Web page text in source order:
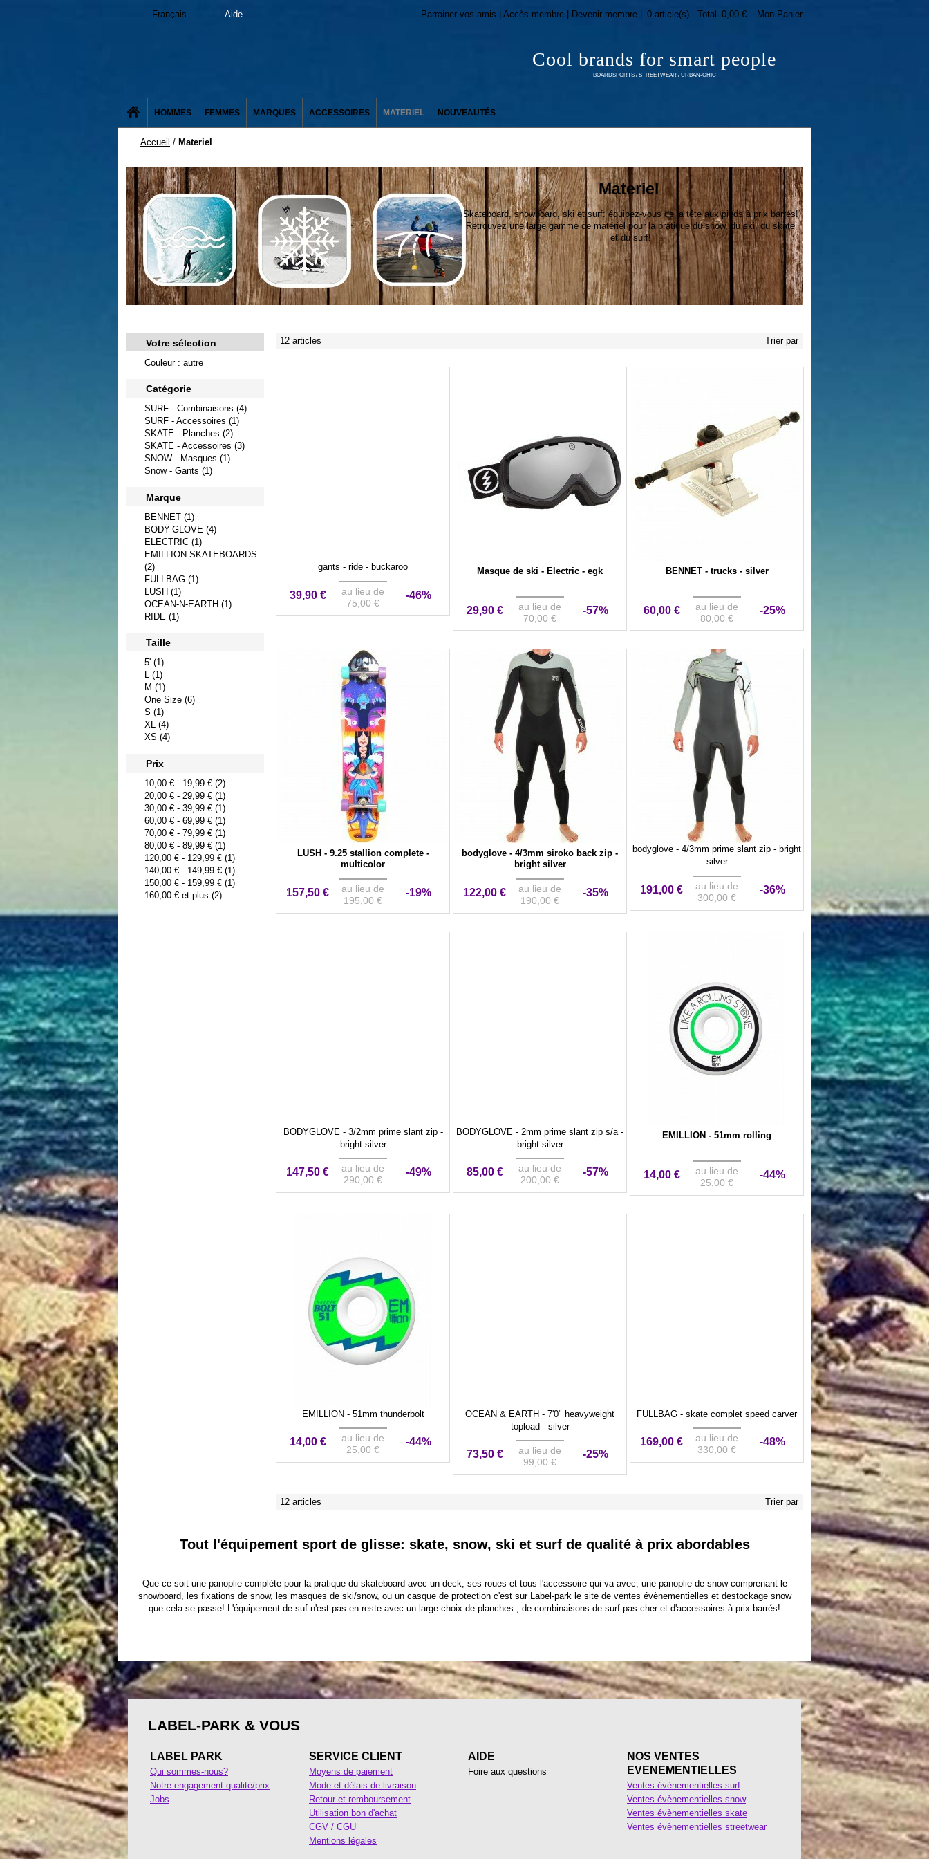
Cool brands for smart people
BOARDSPORTS / STREETWEAR / URBAN-CHIC
Français Aide Parrainer vos amis | Accès membre | Devenir membre | 0 article(s) - Total 0,00 € - Mon Panier
HOMMES FEMMES MARQUES ACCESSOIRES MATERIEL NOUVEAUTÉS
Accueil / Materiel
Materiel
Skateboard, snowboard, ski et surf: équipez-vous de la tête aux pieds à prix barrés!
Retrouvez une large gamme de matériel pour la pratique du snow, du ski, du skate
et du surf!
Votre sélection
Couleur : autre
Catégorie
SURF - Combinaisons (4)
SURF - Accessoires (1)
SKATE - Planches (2)
SKATE - Accessoires (3)
SNOW - Masques (1)
Snow - Gants (1)
Marque
BENNET (1)
BODY-GLOVE (4)
ELECTRIC (1)
EMILLION-SKATEBOARDS
(2)
FULLBAG (1)
LUSH (1)
OCEAN-N-EARTH (1)
RIDE (1)
Taille
5' (1)
L (1)
M (1)
One Size (6)
S (1)
XL (4)
XS (4)
Prix
10,00 € - 19,99 € (2)
20,00 € - 29,99 € (1)
30,00 € -39,99 € (1)
60,00 € -69,99 € (1)
70,00 € -79,99 € (1)
80,00 € -89,99 € (1)
120,00 € - 129,99 € (1)
140,00 € - 149,99 € (1)
150,00 € - 159,99 € (1)
160,00 € et plus (2)
12 articles Trier par
gants - ride - buckaroo
39,90 €
au lieu de
75,00 €
-46%
Masque de ski - Electric - egk
29,90 €
au lieu de
70,00 €
-57%
BENNET - trucks - silver
60,00 €
au lieu de
80,00 €
-25%
LUSH - 9.25 stallion complete -
multicolor
157,50 €
au lieu de
195,00 €
-19%
bodyglove - 4/3mm siroko back zip -
bright silver
122,00 €
au lieu de
190,00 €
-35%
bodyglove - 4/3mm prime slant zip - bright
silver
191,00 €
au lieu de
300,00 €
-36%
BODYGLOVE - 3/2mm prime slant zip -
bright silver
147,50 €
au lieu de
290,00 €
-49%
BODYGLOVE - 2mm prime slant zip s/a -
bright silver
85,00 €
au lieu de
200,00 €
-57%
EMILLION - 51mm rolling
14,00 €
au lieu de
25,00 €
-44%
EMILLION - 51mm thunderbolt
14,00 €
au lieu de
25,00 €
-44%
OCEAN & EARTH - 7'0" heavyweight
topload - silver
73,50 €
au lieu de
99,00 €
-25%
FULLBAG - skate complet speed carver
169,00 €
au lieu de
330,00 €
-48%
12 articles Trier par
Tout l'équipement sport de glisse: skate, snow, ski et surf de qualité à prix abordables
Que ce soit une panoplie complète pour la pratique du skateboard avec un deck, ses roues et tous l'accessoire qui va avec; une panoplie de snow comprenant le
snowboard, les fixations de snow, les masques de ski/snow, ou un casque de protection c'est sur Label-park le site de ventes évènementielles et destockage snow
que cela se passe! L'équipement de suf n'est pas en reste avec un large choix de planches , de combinaisons de surf pas cher et d'accessoires à prix barrés!
LABEL-PARK & VOUS
LABEL PARK
Qui sommes-nous?
Notre engagement qualité/prix
Jobs
SERVICE CLIENT
Moyens de paiement
Mode et délais de livraison
Retour et remboursement
Utilisation bon d'achat
CGV / CGU
Mentions légales
AIDE
Foire aux questions
NOS VENTES
EVENEMENTIELLES
Ventes évènementielles surf
Ventes évènementielles snow
Ventes évènementielles skate
Ventes évènementielles streetwear